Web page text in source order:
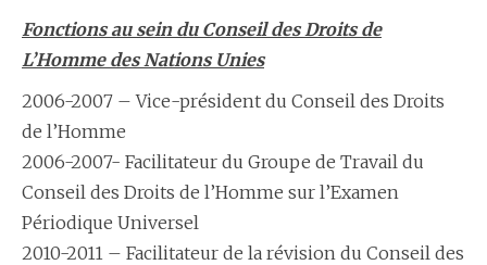
Fonctions au sein du Conseil des Droits de
L’Homme des Nations Unies
2006-2007 – V​ice-président du Conseil des Droits
de l’Homme
2006-2007- F​acilitateur du Groupe de Travail du
Conseil des Droits de l’Homme sur l’Examen
Périodique Universel
2010-2011 – F​acilitateur de la révision du Conseil des